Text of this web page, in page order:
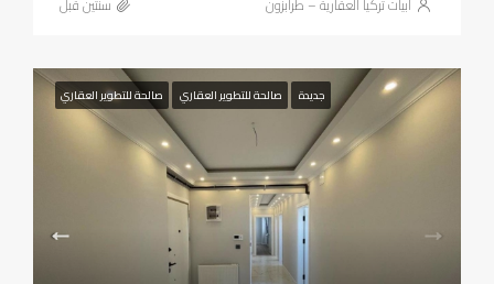
جديدة صالحة للتطوير العقاري صالحة للتطوير العقاري